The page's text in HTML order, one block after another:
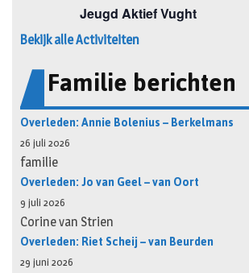
Bekijk alle Activiteiten
Familie berichten
Overleden: Annie Bolenius – Berkelmans
26 juli 2026
familie
Overleden: Jo van Geel – van Oort
9 juli 2026
Corine van Strien
Overleden: Riet Scheij – van Beurden
29 juni 2026